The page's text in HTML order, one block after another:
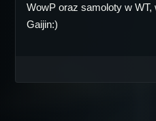
WowP oraz samoloty w WT,
Gaijin:)